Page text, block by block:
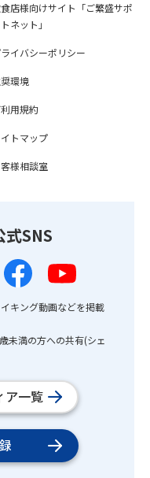
店様向けサイト「ご繁盛サポ
ネット」
イバシーポリシー
環境
用規約
トマップ
様相談室
式SNS
キング動画などを掲載
未満の方への共有(シェ
ア一覧